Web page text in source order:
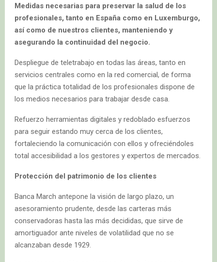
Medidas necesarias para preservar la salud de los
profesionales, tanto en España como en Luxemburgo,
así como de nuestros clientes, manteniendo y
asegurando la continuidad del negocio.
Despliegue de teletrabajo en todas las áreas, tanto en
servicios centrales como en la red comercial, de forma
que la práctica totalidad de los profesionales dispone de
los medios necesarios para trabajar desde casa.
Refuerzo herramientas digitales y redoblado esfuerzos
para seguir estando muy cerca de los clientes,
fortaleciendo la comunicación con ellos y ofreciéndoles
total accesibilidad a los gestores y expertos de mercados.
Protección del patrimonio de los clientes
Banca March antepone la visión de largo plazo, un
asesoramiento prudente, desde las carteras más
conservadoras hasta las más decididas, que sirve de
amortiguador ante niveles de volatilidad que no se
alcanzaban desde 1929.